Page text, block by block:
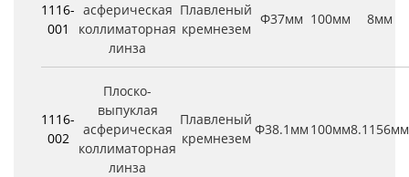
1116-
001
асферическая
коллиматорная
линза
Плавленый
кремнезем
Φ37мм 100мм 8мм
1116-
002
Плоско-
выпуклая
асферическая
коллиматорная
линза
Плавленый
кремнезем
Φ38.1мм 100мм8.1156мм